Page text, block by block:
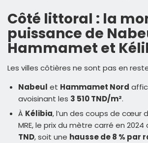
Côté littoral : la
puissance de
Hammamet et
Les villes côtières ne sont pas en
Nabeul et Hammamet Nord
avoisinant les 3 510 TND/m².
À Kélibia, l’un des coups de cœur
MRE, le prix du mètre carré en
TND, soit une hausse de 8 % par